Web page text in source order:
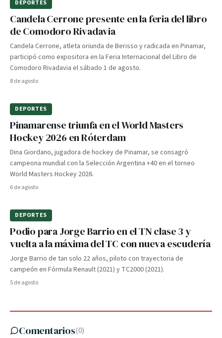
DEPORTES
Candela Cerrone presente en la feria del libro
de Comodoro Rivadavia
Candela Cerrone, atleta oriunda de Berisso y radicada en Pinamar,
participó como expositora en la Feria Internacional del Libro de
Comodoro Rivadavia el sábado 1 de agosto.
8 de agosto
DEPORTES
Pinamarense triunfa en el World Masters
Hockey 2026 en Róterdam
Dina Giordano, jugadora de hockey de Pinamar, se consagró
campeona mundial con la Selección Argentina +40 en el torneo
World Masters Hockey 2026.
6 de agosto
DEPORTES
Podio para Jorge Barrio en el TN clase 3 y
vuelta a la máxima del TC con nueva escudería
Jorge Barrio de tan solo 22 años, piloto con trayectoria de
campeón en Fórmula Renault (2021) y TC2000 (2021).
5 de agosto
Comentarios(0)